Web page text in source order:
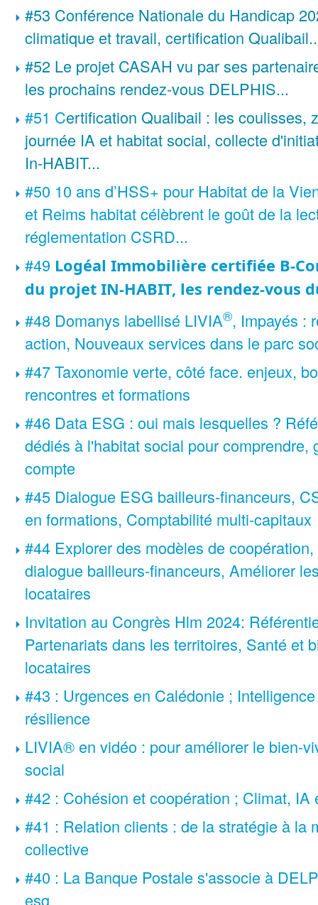
#53 Conférence Nationale du Handicap
climatique et travail, certification
#52 Le projet CASAH vu par ses
les prochains rendez-vous DELPHIS...
#51 Certification Qualibail : les coulisses,
journée IA et habitat social, collecte
In-HABIT...
#50 10 ans d’HSS+ pour Habitat de la
et Reims habitat célèbrent le goût de la
réglementation CSRD...
#49 Logéal Immobilière certifiée B-
du projet IN-HABIT, les rendez-vous
#48 Domanys labellisé LIVIA®, Impayés :
action, Nouveaux services dans le parc
#47 Taxonomie verte, côté face. enjeux,
rencontres et formations
#46 Data ESG : oui mais lesquelles ?
dédiés à l'habitat social pour comprendre,
compte
#45 Dialogue ESG bailleurs-financeurs,
en formations, Comptabilité multi-capitaux
#44 Explorer des modèles de
dialogue bailleurs-financeurs, Améliorer
locataires
Invitation au Congrès Hlm 2024:
Partenariats dans les territoires, Santé et
locataires
#43 : Urgences en Calédonie ;
résilience
LIVIA® en vidéo : pour améliorer le bien-
social
#42 : Cohésion et coopération ; Climat, IA
#41 : Relation clients : de la stratégie à la
collective
#40 : La Banque Postale s'associe à
esg